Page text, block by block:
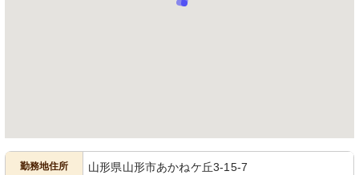
勤務地住所 山形県山形市あかねケ丘3-15-7